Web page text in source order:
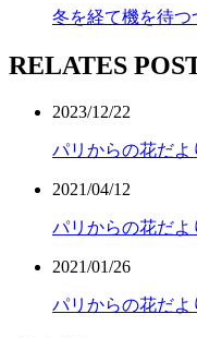
冬を経て機を待つ
RELATES
2023/12/22
パリからの花だ
2021/04/12
パリからの花だ
2021/01/26
パリからの花だ